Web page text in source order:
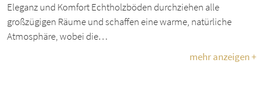
Eleganz und Komfort Echtholzböden durchziehen alle
großzügigen Räume und schaffen eine warme, natürliche
Atmosphäre, wobei die…
mehr anzeigen +